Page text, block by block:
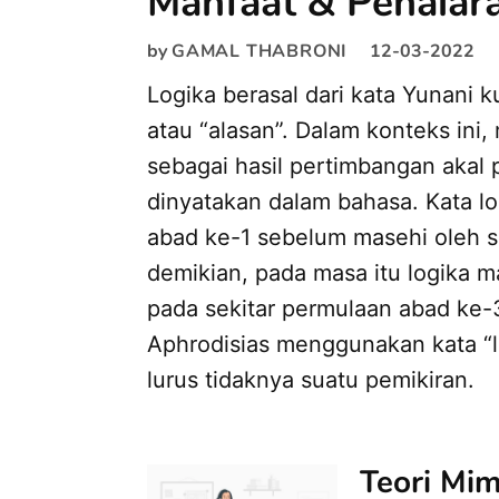
by GAMAL THABRONI 12-03-2022
Logika berasal dari kata Yunani
atau “alasan”. Dalam konteks
sebagai hasil pertimbangan
dinyatakan dalam bahasa. Kata
abad ke-1 sebelum masehi oleh
demikian, pada masa itu logika
pada sekitar permulaan abad
Aphrodisias menggunakan kata
lurus tidaknya suatu pemikiran.
Teori